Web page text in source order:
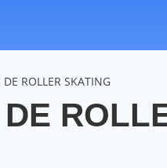
ROLLER SKATING